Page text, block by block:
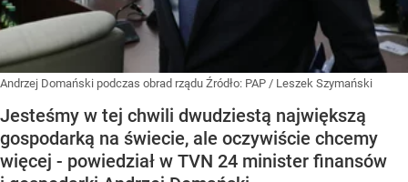
Andrzej Domański podczas obrad rządu Źródło: PAP / Leszek Szymański
Jesteśmy w tej chwili dwudziestą największą
gospodarką na świecie, ale oczywiście chcemy
więcej - powiedział w TVN 24 minister finansów